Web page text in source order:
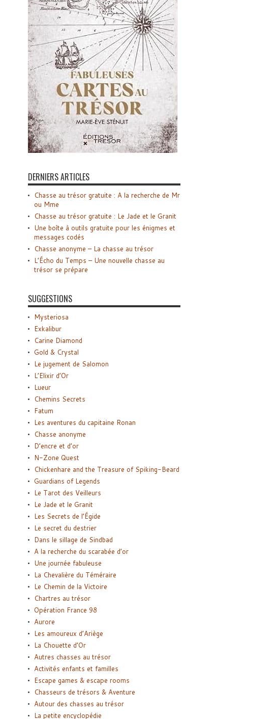
DERNIERS ARTICLES
Chasse au trésor gratuite : A la recherche de Mr
ou Mme
Chasse au trésor gratuite : Le Jade et le Granit
Une boîte à outils gratuite pour les énigmes et
messages codés
Chasse anonyme – La chasse au trésor
L’Écho du Temps – Une nouvelle chasse au
trésor se prépare
SUGGESTIONS
Mysteriosa
Exkalibur
Carine Diamond
Gold & Crystal
Le jugement de Salomon
L’Elixir d’Or
Lueur
Chemins Secrets
Fatum
Les aventures du capitaine Ronan
Chasse anonyme
D’encre et d’or
N-Zone Quest
Chickenhare and the Treasure of Spiking-Beard
Guardians of Legends
Le Tarot des Veilleurs
Le Jade et le Granit
Les Secrets de l’Égide
Le secret du destrier
Dans le sillage de Sindbad
A la recherche du scarabée d’or
Une journée fabuleuse
La Chevalière du Téméraire
Le Chemin de la Victoire
Chartres au trésor
Opération France 98
Aurore
Les amoureux d’Ariège
La Chouette d’Or
Autres chasses au trésor
Activités enfants et familles
Escape games & escape rooms
Chasseurs de trésors & Aventure
Autour des chasses au trésor
La petite encyclopédie